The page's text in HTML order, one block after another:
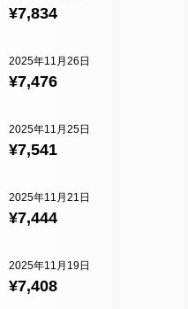
¥7,834
¥7,476
2025年11月26日
¥7,541
2025年11月25日
¥7,444
2025年11月21日
¥7,408
2025年11月19日